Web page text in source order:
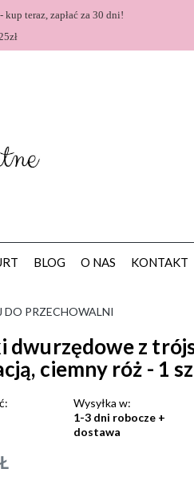
teraz, zapłać za 30 dni!
BLOG O NAS KONTAKT
DO PRZECHOWALNI
dwurzędowe z
ciemny róż - 1
Wysyłka w:
1-3 dni robocze +
dostawa